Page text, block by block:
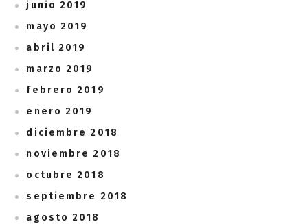
junio 2019
mayo 2019
abril 2019
marzo 2019
febrero 2019
enero 2019
diciembre 2018
noviembre 2018
octubre 2018
septiembre 2018
agosto 2018